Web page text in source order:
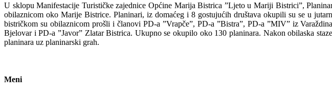
U sklopu Manifestacije Turističke zajednice Općine Marija Bistrica ”Ljeto u Mariji Bistrici”,
obilaznicom oko Marije Bistrice. Planinari, iz domaćeg i 8 gostujućih društava okupili su se u
bistričkom su obilaznicom prošli i članovi PD-a ”Vrapče”, PD-a ”Bistra”, PD-a ”MIV” iz
Bjelovar i PD-a ”Javor” Zlatar Bistrica. Ukupno se okupilo oko 130 planinara. Nakon obilaska
planinara uz planinarski grah.
Meni